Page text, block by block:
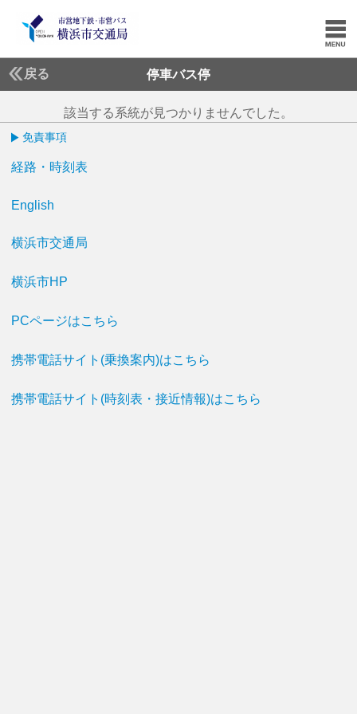
戻る 停車バス停
該当する系統が見つかりませんでした。
免責事項
経路・時刻表
English
横浜市交通局
横浜市HP
PCページはこちら
携帯電話サイト(乗換案内)はこちら
携帯電話サイト(時刻表・接近情報)はこちら